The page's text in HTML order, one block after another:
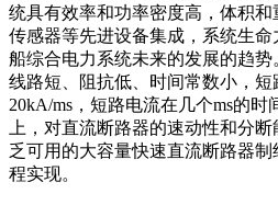
统具有效率和功率密度高，体积和
传感器等先进设备集成，系统生
船综合电力系统未来的发展的趋
线路短、阻抗低、时间常数小，
20kA/ms，短路电流在几个ms的时
上，对直流断路器的速动性和分
乏可用的大容量快速直流断路器
程实现。